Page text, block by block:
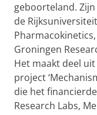
geboorteland.
de
Groningen
Het maakt deel
project
die het
Research Labs,